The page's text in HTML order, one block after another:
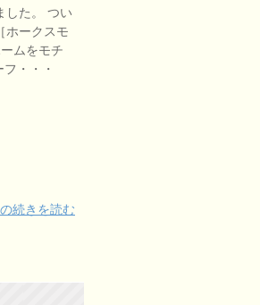
した。 つい
ホークスモ
ムをモチ
・・・
続きを読む